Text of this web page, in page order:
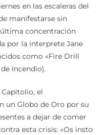
en las escaleras del
manifestarse sin
concentración
por la interprete Jane
como «Fire Drill
Incendio).
el
un Globo de Oro por su
a dejar de comer
esta crisis: «Os insto